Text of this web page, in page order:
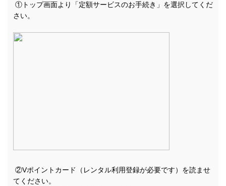
①トップ画面より「定額サービスのお手続き」を選択してくだ
さい。
②Vポイントカード（レンタル利用登録が必要です）を読ませ
てください。